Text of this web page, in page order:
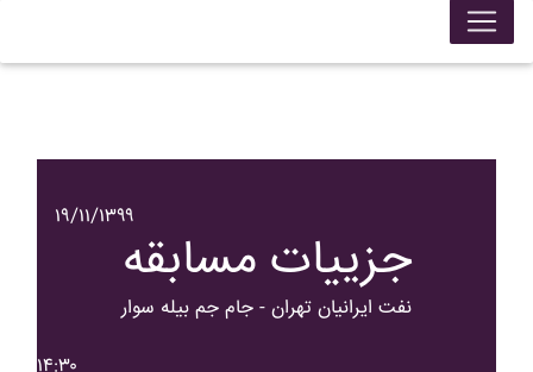
۱۹/۱۱/۱۳۹۹
جزییات مسابقه
نفت ايرانيان تهران - جام جم بيله سوار